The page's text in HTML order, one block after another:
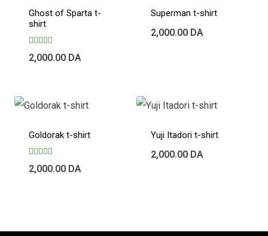
Ghost of Sparta t-
shirt
Note
5.00
2,000.00 DA
Superman t-shirt
2,000.00 DA
Goldorak t-shirt
Note
5.00
2,000.00 DA
Yuji Itadori t-shirt
2,000.00 DA